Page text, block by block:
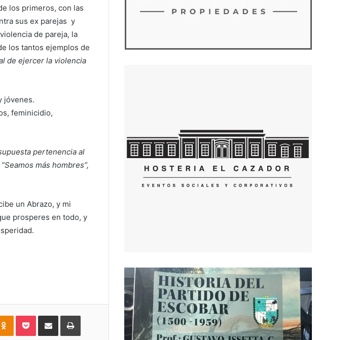
los primeros, con las
sus ex parejas y
de pareja, la
los tantos ejemplos de
de ejercer la violencia
jóvenes.
feminicidio,
pertenencia al
más hombres”,
un Abrazo, y mi
prosperes en todo, y
Odnoklassniki
PocketCompartirImprimir